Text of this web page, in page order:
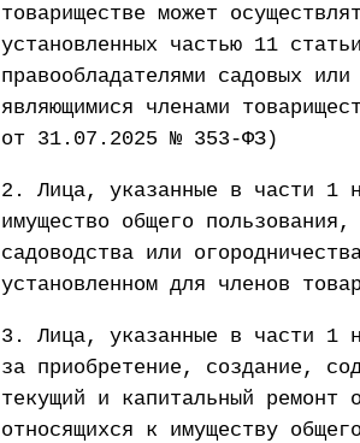
товариществе может
установленных частью 11
правообладателями садовых
являющимися членами
от 31.07.2025 № 353-ФЗ)
2. Лица, указанные в части 1
имущество общего
садоводства или
установленном для членов
3. Лица, указанные в части 1
за приобретение, создание,
текущий и капитальный ремонт
относящихся к имуществу